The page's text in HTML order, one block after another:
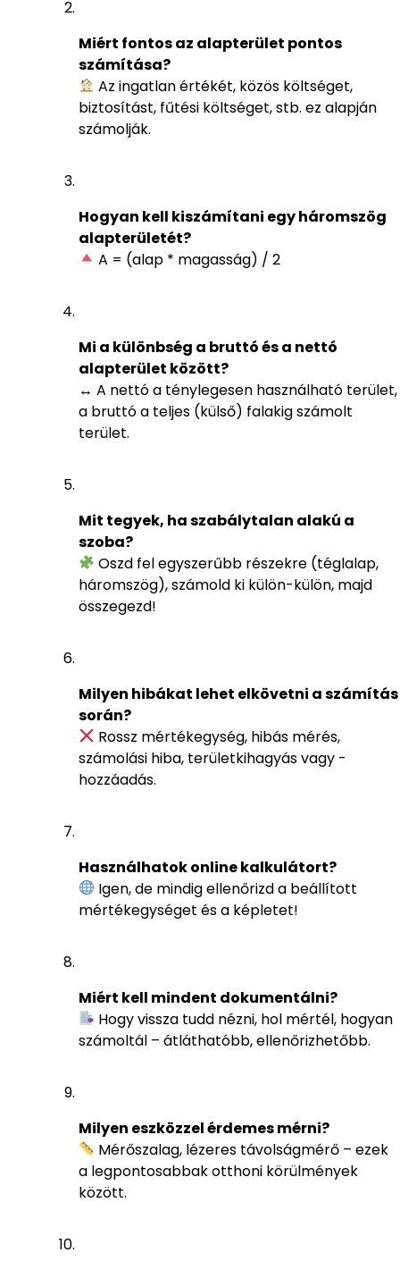
Miért fontos az alapterület pontos
számítása?
Az ingatlan értékét, közös költséget,
biztosítást, fűtési költséget, stb. ez alapján
számolják.
Hogyan kell kiszámítani egy háromszög
alapterületét?
A = (alap * magasság) / 2
Mi a különbség a bruttó és a nettó
alapterület között?
↔️ A nettó a ténylegesen használható terület,
a bruttó a teljes (külső) falakig számolt
terület.
Mit tegyek, ha szabálytalan alakú a
szoba?
Oszd fel egyszerűbb részekre (téglalap,
háromszög), számold ki külön-külön, majd
összegezd!
Milyen hibákat lehet elkövetni a számítás
során?
Rossz mértékegység, hibás mérés,
számolási hiba, területkihagyás vagy -
hozzáadás.
Használhatok online kalkulátort?
Igen, de mindig ellenőrizd a beállított
mértékegységet és a képletet!
Miért kell mindent dokumentálni?
Hogy vissza tudd nézni, hol mértél, hogyan
számoltál – átláthatóbb, ellenőrizhetőbb.
Milyen eszközzel érdemes mérni?
Mérőszalag, lézeres távolságmérő – ezek
a legpontosabbak otthoni körülmények
között.